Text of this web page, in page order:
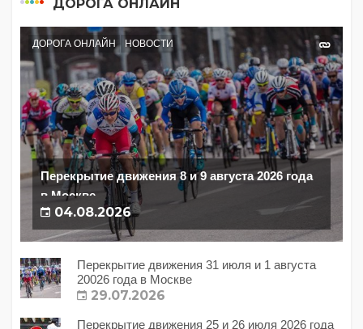
ДОРОГА ОНЛАЙН
ДОРОГА ОНЛАЙН НОВОСТИ
Перекрытие движения 8 и 9 августа 2026 года
в Москве
04.08.2026
Перекрытие движения 31 июля и 1 августа
20026 года в Москве
29.07.2026
Перекрытие движения 25 и 26 июля 2026 года